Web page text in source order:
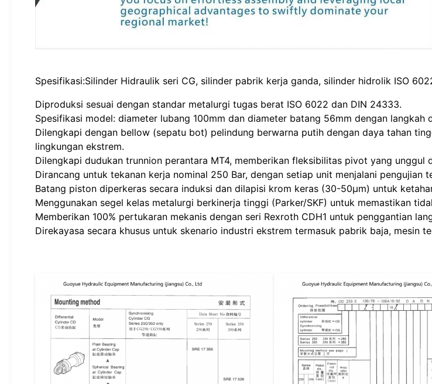
Spesifikasi:Silinder Hidraulik seri CG, silinder pabrik kerja ganda, silinder hidrolik ISO
Diproduksi sesuai dengan standar metalurgi tugas berat ISO 6022 dan DIN 24333.
Spesifikasi model: diameter lubang 100mm dan diameter batang 56mm dengan langkah
Dilengkapi dengan bellow (sepatu bot) pelindung berwarna putih dengan daya tahan
lingkungan ekstrem.
Dilengkapi dudukan trunnion perantara MT4, memberikan fleksibilitas pivot yang unggul
Dirancang untuk tekanan kerja nominal 250 Bar, dengan setiap unit menjalani pengujian
Batang piston diperkeras secara induksi dan dilapisi krom keras (30-50μm) untuk
Menggunakan segel kelas metalurgi berkinerja tinggi (Parker/SKF) untuk memastikan
Memberikan 100% pertukaran mekanis dengan seri Rexroth CDH1 untuk penggantian
Direkayasa secara khusus untuk skenario industri ekstrem termasuk pabrik baja, mesin